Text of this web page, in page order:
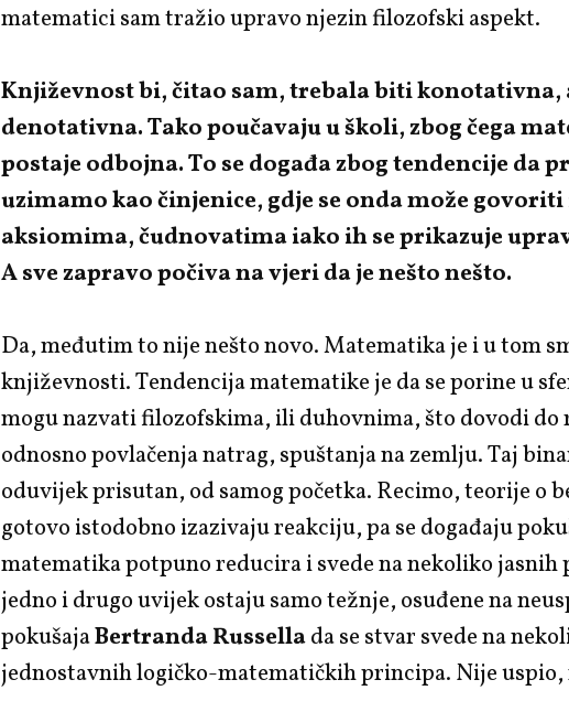
matematici sam tražio upravo njezin filozofski aspekt.
Književnost bi, čitao sam, trebala biti konotativna,
denotativna. Tako poučavaju u školi, zbog čega
postaje odbojna. To se događa zbog tendencije da
uzimamo kao činjenice, gdje se onda može govoriti
aksiomima, čudnovatima iako ih se prikazuje
A sve zapravo počiva na vjeri da je nešto nešto.
Da, međutim to nije nešto novo. Matematika je i u tom
književnosti. Tendencija matematike je da se porine u
mogu nazvati filozofskima, ili duhovnima, što dovodi do
odnosno povlačenja natrag, spuštanja na zemlju. Taj
oduvijek prisutan, od samog početka. Recimo, teorije o
gotovo istodobno izazivaju reakciju, pa se događaju
matematika potpuno reducira i svede na nekoliko jasnih
jedno i drugo uvijek ostaju samo težnje, osuđene na
pokušajaBertranda Russellada se stvar svede na
jednostavnih logičko-matematičkih principa. Nije uspio,